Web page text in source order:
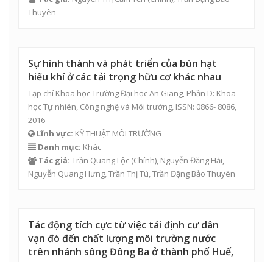
Thuyên
Sự hình thành và phát triển của bùn hạt
hiếu khí ở các tải trọng hữu cơ khác nhau
Tạp chí Khoa học Trường Đại học An Giang, Phần D: Khoa
học Tự nhiên, Công nghệ và Môi trường, ISSN: 0866- 8086,
2016
Lĩnh vực: KỸ THUẬT MÔI TRƯỜNG
Danh mục: Khác
Tác giả: Trần Quang Lộc (Chính), Nguyễn Đăng Hải,
Nguyễn Quang Hưng,Trần Thị Tú,Trần Đặng Bảo Thuyên
Tác động tích cực từ việc tái định cư dân
vạn đò đến chất lượng môi trường nước
trên nhánh sông Đông Ba ở thành phố Huế,